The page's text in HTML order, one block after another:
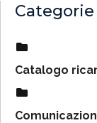
Categorie
Catalogo